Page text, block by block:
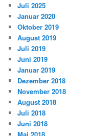
Juli 2025
Januar 2020
Oktober 2019
August 2019
Juli 2019
Juni 2019
Januar 2019
Dezember 2018
November 2018
August 2018
Juli 2018
Juni 2018